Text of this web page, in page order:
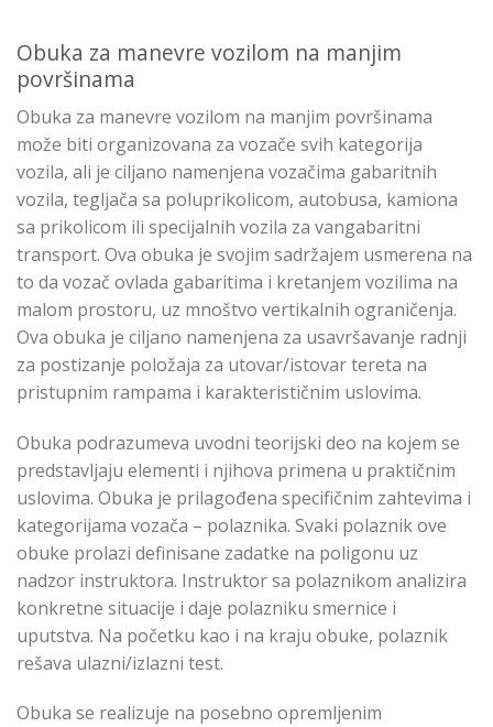
Obuka za manevre vozilom na manjim
površinama
Obuka za manevre vozilom na manjim površinama
može biti organizovana za vozače svih kategorija
vozila, ali je ciljano namenjena vozačima gabaritnih
vozila, tegljača sa poluprikolicom, autobusa, kamiona
sa prikolicom ili specijalnih vozila za vangabaritni
transport. Ova obuka je svojim sadržajem usmerena na
to da vozač ovlada gabaritima i kretanjem vozilima na
malom prostoru, uz mnoštvo vertikalnih ograničenja.
Ova obuka je ciljano namenjena za usavršavanje radnji
za postizanje položaja za utovar/istovar tereta na
pristupnim rampama i karakterističnim uslovima.
Obuka podrazumeva uvodni teorijski deo na kojem se
predstavljaju elementi i njihova primena u praktičnim
uslovima. Obuka je prilagođena specifičnim zahtevima i
kategorijama vozača – polaznika. Svaki polaznik ove
obuke prolazi definisane zadatke na poligonu uz
nadzor instruktora. Instruktor sa polaznikom analizira
konkretne situacije i daje polazniku smernice i
uputstva. Na početku kao i na kraju obuke, polaznik
rešava ulazni/izlazni test.
Obuka se realizuje na posebno opremljenim